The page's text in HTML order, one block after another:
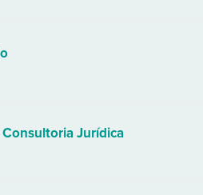
Consultoria Jurídica